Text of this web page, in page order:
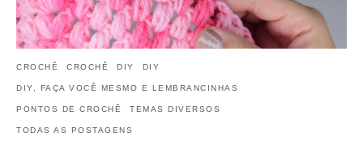
CROCHÊ CROCHÊ DIY DIY
DIY, FAÇA VOCÊ MESMO E LEMBRANCINHAS
PONTOS DE CROCHÊ TEMAS DIVERSOS
TODAS AS POSTAGENS